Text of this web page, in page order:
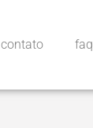
contato faq